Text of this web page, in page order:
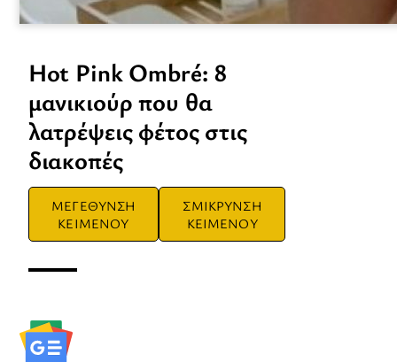
Hot Pink Ombré: 8
μανικιούρ που θα
λατρέψεις φέτος στις
διακοπές
ΜΕΓΕΘΥΝΣΗ
ΚΕΙΜΕΝΟΥ
ΣΜΙΚΡΥΝΣΗ
ΚΕΙΜΕΝΟΥ